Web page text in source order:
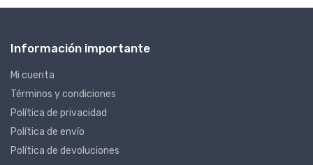
Información importante
Mi cuenta
Términos y condiciones
Política de privacidad
Política de envío
Política de devoluciones